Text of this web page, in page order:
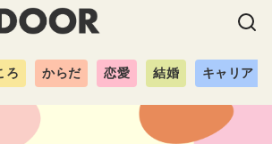
ろ からだ 恋愛 結婚 キャリア